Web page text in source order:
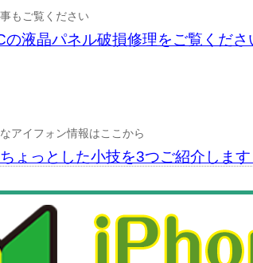
もご覧ください
の液晶パネル破損修理をご覧くだ
アイフォン情報はここから
ょっとした小技を3つご紹介しま